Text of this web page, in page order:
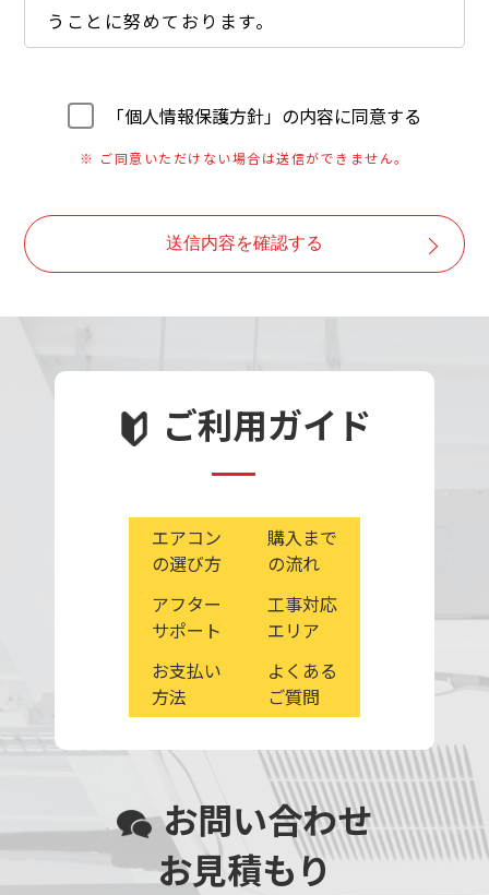
うことに努めております。
A) お客様のご要望に合わせたサービスをご提供す
B) お問い合わせいただいたご質問への回答のご連
・取得した個人情報は、ご本人の同意なしに目的以外で
は利用しません。
委託業者も監督します。
・ご本人からの求めに応じ情報を開示します。
・公開された個人情報が事実と異なる場合、訂正や削除
に応じます。
「個人情報保護方針」の内容に同意する
※ ご同意いただけない場合は送信ができません。
送信内容を確認する
ご利用ガイド
エアコン
の選び方
購入まで
の流れ
アフター
サポート
工事対応
エリア
お支払い
方法
よくある
ご質問
お問い合わせ
お見積もり